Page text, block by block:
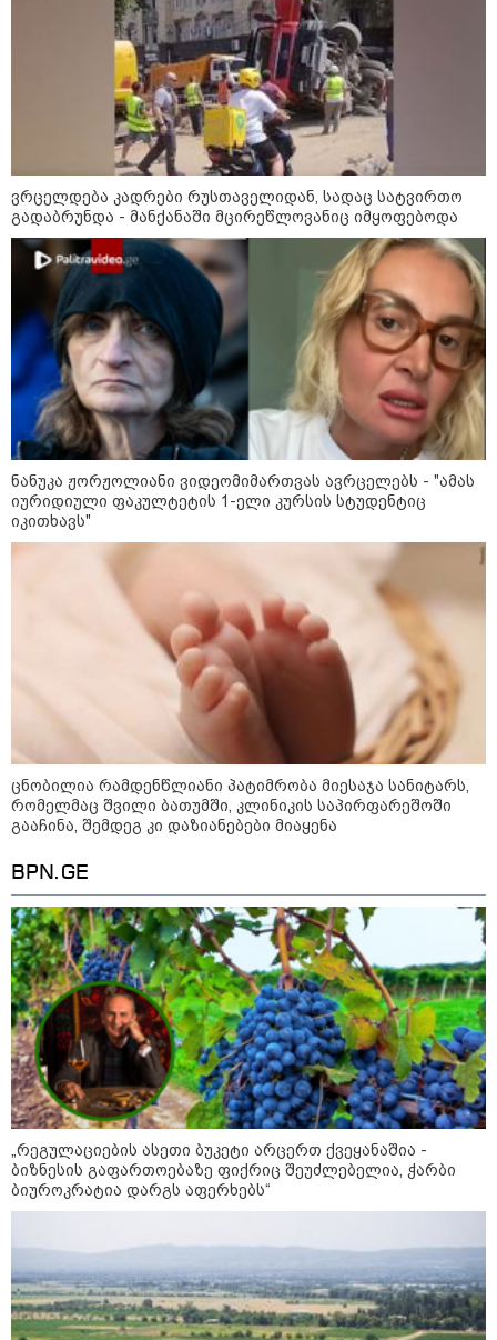
მნიშვნელოვანი ინფორმაცია
11:13 / 05-08-2026
Hisense წარმოგიდგენთ გზავნილს "ინოვაციები
უკეთესი ცხოვრებისათვის" FIFA-ს 2026 წლის
მსოფლიო ჩემპიონატზე™
სამართალი
13:59 / 06-08-2026
ნიკა მელიას სასამართლოს
უპატივცემლობის ფაქტზე 1 წლით და 6
თვით თავისუფლების აღკვეთა მიესაჯა
15:54 / 06-08-2026
"ბრალი არის აბურდული -
სამწუხაროა, რომ სრულიად
უდანაშაულო ბავშვის ცხოვრება
დაანგრიეს"- გიგა ავალიანის
საქმეზე დაკავებული ანასტასია
ბერუაშვილის ადვოკატი
15:32 / 06-08-2026
ვრცელდება კადრები რუსთაველიდან, სადაც სატვირთო
გადაბრუნდა - მანქანაში მცირეწლოვანიც იმყოფებოდა
ნანუკა ჟორჟოლიანი ვიდეომიმართვას ავრცელებს - "ამას
იურიდიული ფაკულტეტის 1-ელი კურსის სტუდენტიც
იკითხავს"
ცნობილია რამდენწლიანი პატიმრობა მიესაჯა სანიტარს,
რომელმაც შვილი ბათუმში, კლინიკის საპირფარეშოში
გააჩინა, შემდეგ კი დაზიანებები მიაყენა
BPN.GE
„რეგულაციების ასეთი ბუკეტი არცერთ ქვეყანაშია -
ბიზნესის გაფართოებაზე ფიქრიც შეუძლებელია, ჭარბი
ბიუროკრატია დარგს აფერხებს“